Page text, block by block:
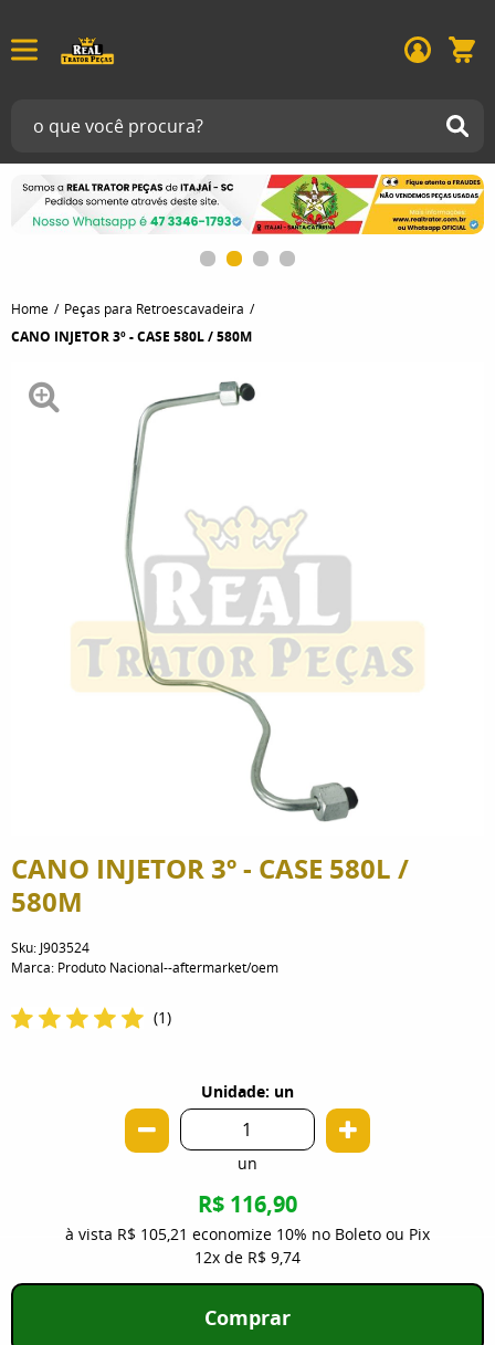
Home Peças para Retroescavadeira
CANO INJETOR 3º - CASE 580L / 580M
CANO INJETOR 3º - CASE 580L /
580M
Sku: J903524
Marca: Produto Nacional--aftermarket/oem
(1)
Unidade: un
un
R$ 116,90
à vista R$ 105,21 economize 10% no Boleto ou Pix
12x de R$ 9,74
Comprar